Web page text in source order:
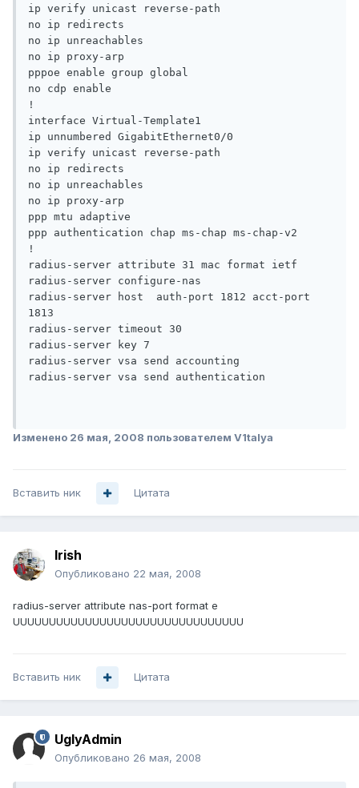
ip verify unicast reverse-path
no ip redirects
no ip unreachables
no ip proxy-arp
pppoe enable group global
no cdp enable
!
interface Virtual-Template1
ip unnumbered GigabitEthernet0/0
ip verify unicast reverse-path
no ip redirects
no ip unreachables
no ip proxy-arp
ppp mtu adaptive
ppp authentication chap ms-chap ms-chap-v2
!
radius-server attribute 31 mac format ietf
radius-server configure-nas
radius-server host  auth-port 1812 acct-port
1813
radius-server timeout 30
radius-server key 7
radius-server vsa send accounting
radius-server vsa send authentication
Изменено 26 мая, 2008 пользователем V1talya
Вставить ник Цитата
Irish
Опубликовано 22 мая, 2008
radius-server attribute nas-port format e
UUUUUUUUUUUUUUUUUUUUUUUUUUUUUUUU
Вставить ник Цитата
UglyAdmin
Опубликовано 26 мая, 2008